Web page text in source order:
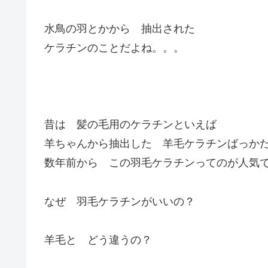
水鳥の羽とかから 抽出された
ケラチンのことだよね。。。
昔は 髪の毛用のケラチンといえば
羊ちゃんから抽出した 羊毛ケラチンばっか
数年前から この羽毛ケラチンってのが人気
なぜ 羽毛ケラチンがいいの？
羊毛と どう違うの？